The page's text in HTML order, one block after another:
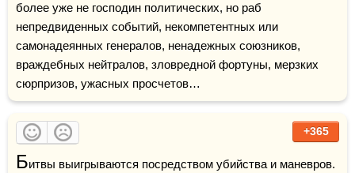
более уже не господин политических, но раб
непредвиденных событий, некомпетентных или
самонадеянных генералов, ненадежных союзников,
враждебных нейтралов, зловредной фортуны, мерзких
сюрпризов, ужасных просчетов…
+365
Битвы выигрываются посредством убийства и маневров.